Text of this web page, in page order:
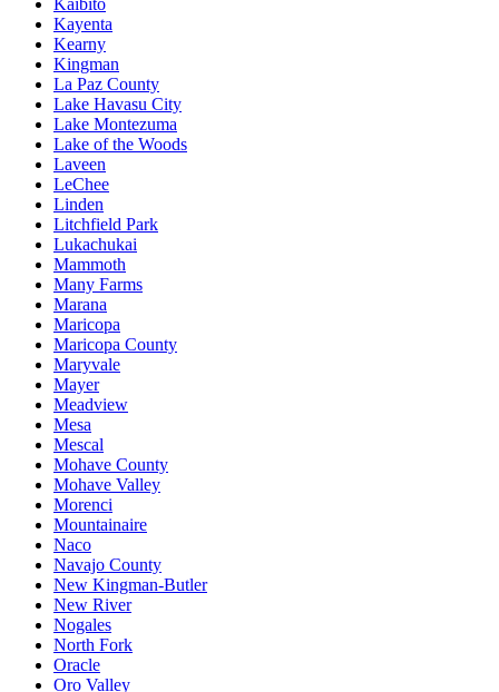
Kayenta
Kearny
Kingman
La Paz County
Lake Havasu City
Lake Montezuma
Lake of the Woods
Laveen
LeChee
Linden
Litchfield Park
Lukachukai
Mammoth
Many Farms
Marana
Maricopa
Maricopa County
Maryvale
Mayer
Meadview
Mesa
Mescal
Mohave County
Mohave Valley
Morenci
Mountainaire
Naco
Navajo County
New Kingman-Butler
New River
Nogales
North Fork
Oracle
Oro Valley